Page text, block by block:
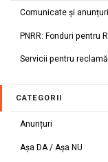
Comunicate și
PNRR: Fonduri pentru
Servicii pentru
CATEGORII
Anunțuri
Așa DA / Așa NU